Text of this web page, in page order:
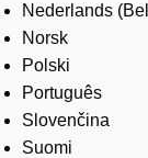
Nederlands
Norsk
Polski
Português
Slovenčina
Suomi